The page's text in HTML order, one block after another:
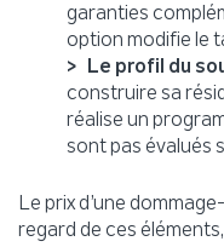
garanties
option modifie le
Le profil du
construire sa
réalise un
sont pas évalués
Le prix d’une
regard de ces